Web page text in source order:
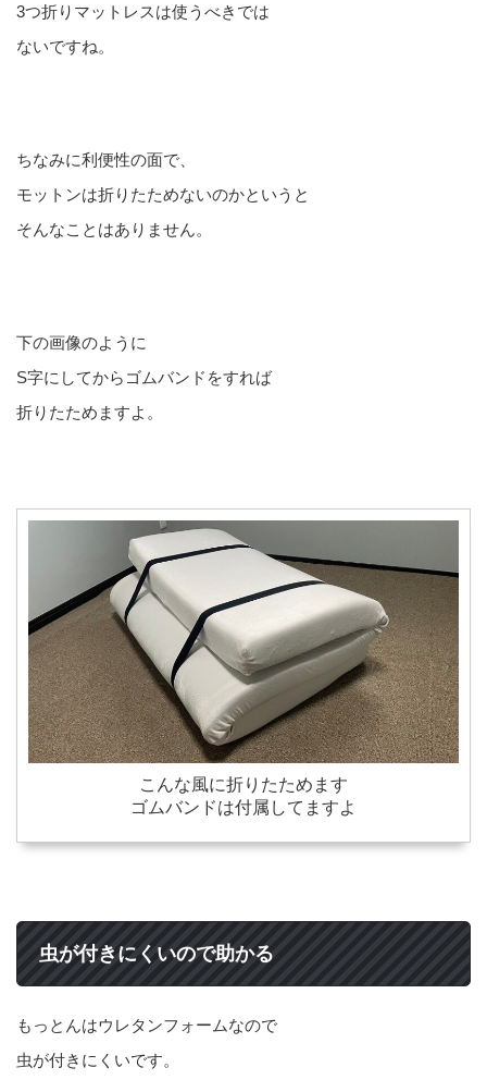
3つ折りマットレスは使うべきでは
ないですね。
ちなみに利便性の面で、
モットンは折りたためないのかというと
そんなことはありません。
下の画像のように
S字にしてからゴムバンドをすれば
折りたためますよ。
こんな風に折りたためます
ゴムバンドは付属してますよ
虫が付きにくいので助かる
もっとんはウレタンフォームなので
虫が付きにくいです。